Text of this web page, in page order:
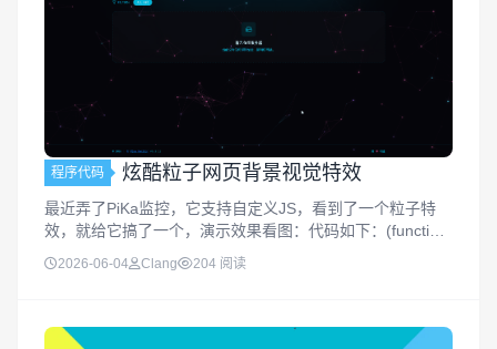
程序代码 炫酷粒子网页背景视觉特效
最近弄了PiKa监控，它支持自定义JS，看到了一个粒子特
效，就给它搞了一个，演示效果看图：代码如下：(function
mouseSwitch =...
2026-06-04 Clang 204 阅读